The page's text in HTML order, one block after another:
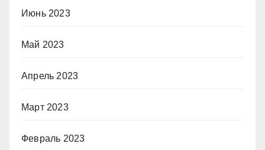
Июнь 2023
Май 2023
Апрель 2023
Март 2023
Февраль 2023